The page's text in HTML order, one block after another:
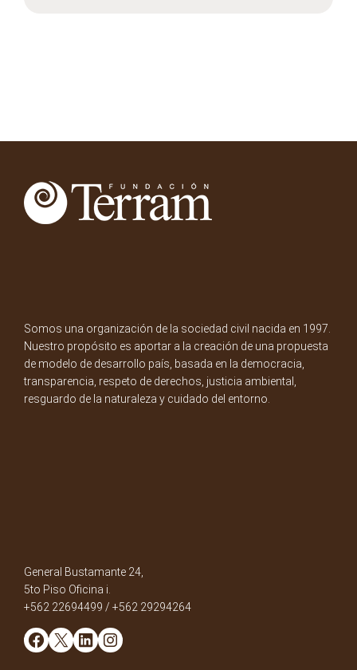
Somos una organización de la sociedad civil nacida en 1997.
Nuestro propósito es aportar a la creación de una propuesta
de modelo de desarrollo país, basada en la democracia,
transparencia, respeto de derechos, justicia ambiental,
resguardo de la naturaleza y cuidado del entorno.
General Bustamante 24,
5to Piso Oficina i.
+562 22694499 / +562 29294264